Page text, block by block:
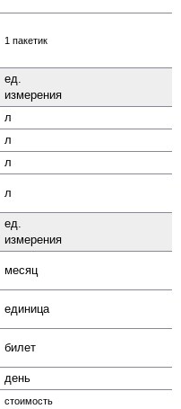
1 пакетик
ед.
измерения
л
л
л
л
ед.
измерения
месяц
единица
билет
день
стоимость